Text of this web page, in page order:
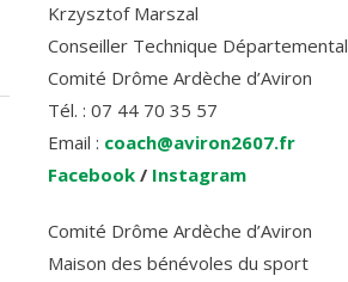
Krzysztof Marszal
Conseiller Technique Départemental
Comité Drôme Ardèche d’Aviron
Tél. : 07 44 70 35 57
Email : coach@aviron2607.fr
Facebook/ Instagram
Comité Drôme Ardèche d’Aviron
Maison des bénévoles du sport